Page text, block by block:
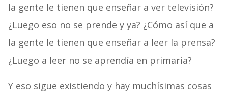
la gente le tienen que enseñar a ver televisión?
¿Luego eso no se prende y ya? ¿Cómo así que a
la gente le tienen que enseñar a leer la prensa?
¿Luego a leer no se aprendía en primaria?
Y eso sigue existiendo y hay muchísimas cosas